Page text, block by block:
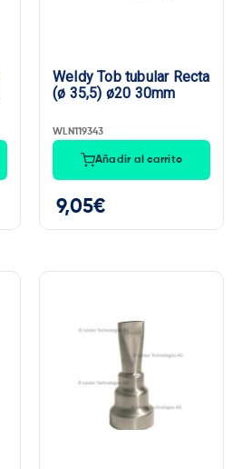
Weldy Tob tubular Recta
(ø 35,5) ø20 30mm
WLN119343
Añadir al carrito
9,05€